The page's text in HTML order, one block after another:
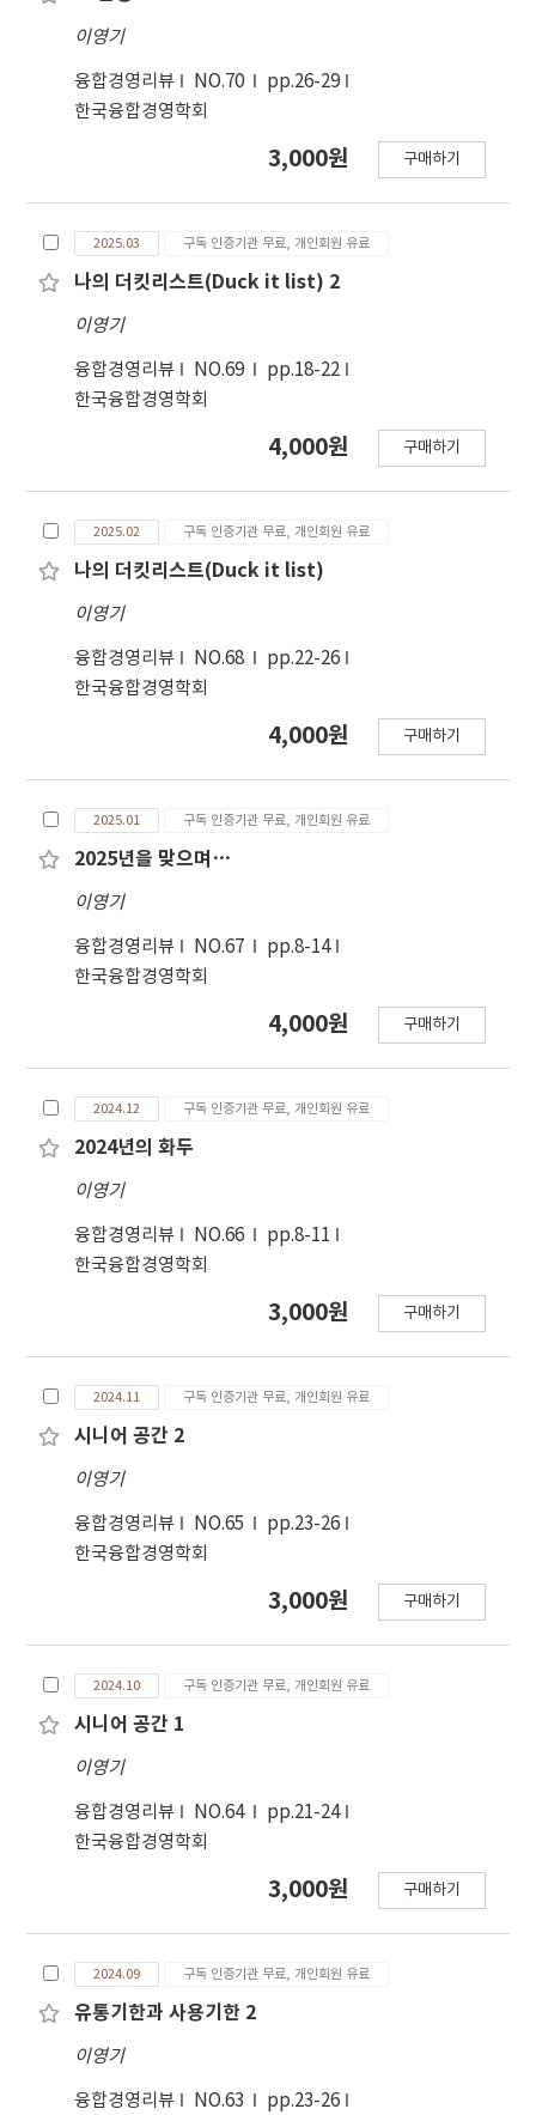
이영기
융합경영리뷰 NO.70
pp.26-29
한국융합경영학회
3,000원 구매하기
2025.03 구독 인증기관 무료, 개인회원 유료
나의 더킷리스트(Duck it list) 2
이영기
융합경영리뷰 NO.69
pp.18-22
한국융합경영학회
4,000원 구매하기
2025.02 구독 인증기관 무료, 개인회원 유료
나의 더킷리스트(Duck it list)
이영기
융합경영리뷰 NO.68
pp.22-26
한국융합경영학회
4,000원 구매하기
2025.01 구독 인증기관 무료, 개인회원 유료
2025년을 맞으며…
이영기
융합경영리뷰 NO.67
pp.8-14
한국융합경영학회
4,000원 구매하기
2024.12 구독 인증기관 무료, 개인회원 유료
2024년의 화두
이영기
융합경영리뷰 NO.66
pp.8-11
한국융합경영학회
3,000원 구매하기
2024.11 구독 인증기관 무료, 개인회원 유료
시니어 공간 2
이영기
융합경영리뷰 NO.65
pp.23-26
한국융합경영학회
3,000원 구매하기
2024.10 구독 인증기관 무료, 개인회원 유료
시니어 공간 1
이영기
융합경영리뷰 NO.64
pp.21-24
한국융합경영학회
3,000원 구매하기
2024.09 구독 인증기관 무료, 개인회원 유료
유통기한과 사용기한 2
이영기
융합경영리뷰 NO.63
pp.23-26